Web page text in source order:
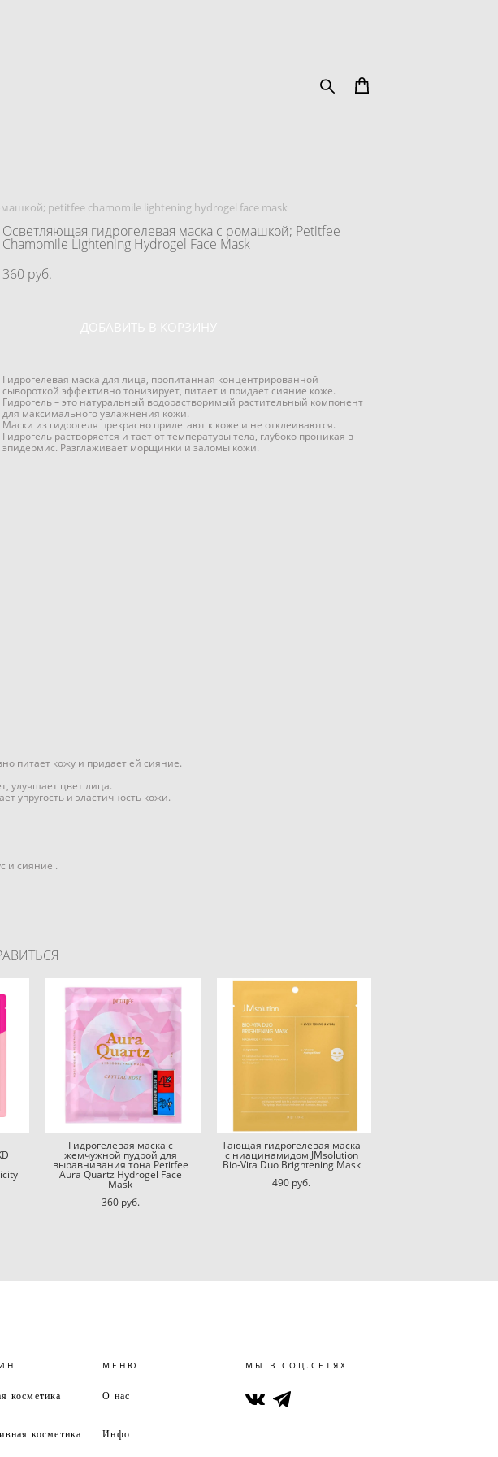
petitfee chamomile lightening hydrogel face mask
Осветляющая гидрогелевая маска с ромашкой; Petitfee
Chamomile Lightening Hydrogel Face Mask
360 pуб.
ДОБАВИТЬ В КОРЗИНУ
Гидрогелевая маска для лица, пропитанная концентрированной
сывороткой эффективно тонизирует, питает и придает сияние коже.
Гидрогель – это натуральный водорастворимый растительный компонент
для максимального увлажнения кожи.
Маски из гидрогеля прекрасно прилегают к коже и не отклеиваются.
Гидрогель растворяется и тает от температуры тела, глубоко проникая в
эпидермис. Разглаживает морщинки и заломы кожи.
питает кожу и придает ей сияние.
улучшает цвет лица.
упругость и эластичность кожи.
и сияние .
Гидрогелевая маска с
жемчужной пудрой для
выравнивания тона Petitfee
Aura Quartz Hydrogel Face
Mask
360 pуб.
Тающая гидрогелевая маска
с ниацинамидом JMsolution
Bio-Vita Duo Brightening Mask
490 pуб.
косметика
косметика
МЕНЮ
О нас
Инфо
МЫ В СОЦ.СЕТЯХ